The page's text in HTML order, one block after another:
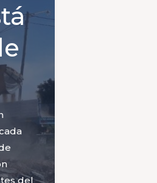
del